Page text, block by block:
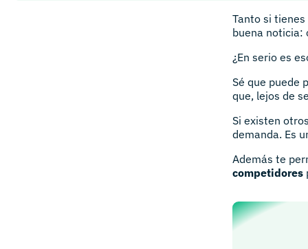
Tanto si
buena noticia:
¿En serio es
Sé que puede
que, lejos de
Si existen
demanda. Es
Además te
competidores